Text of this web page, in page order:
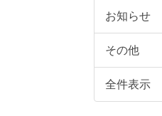
お知らせ
その他
全件表示